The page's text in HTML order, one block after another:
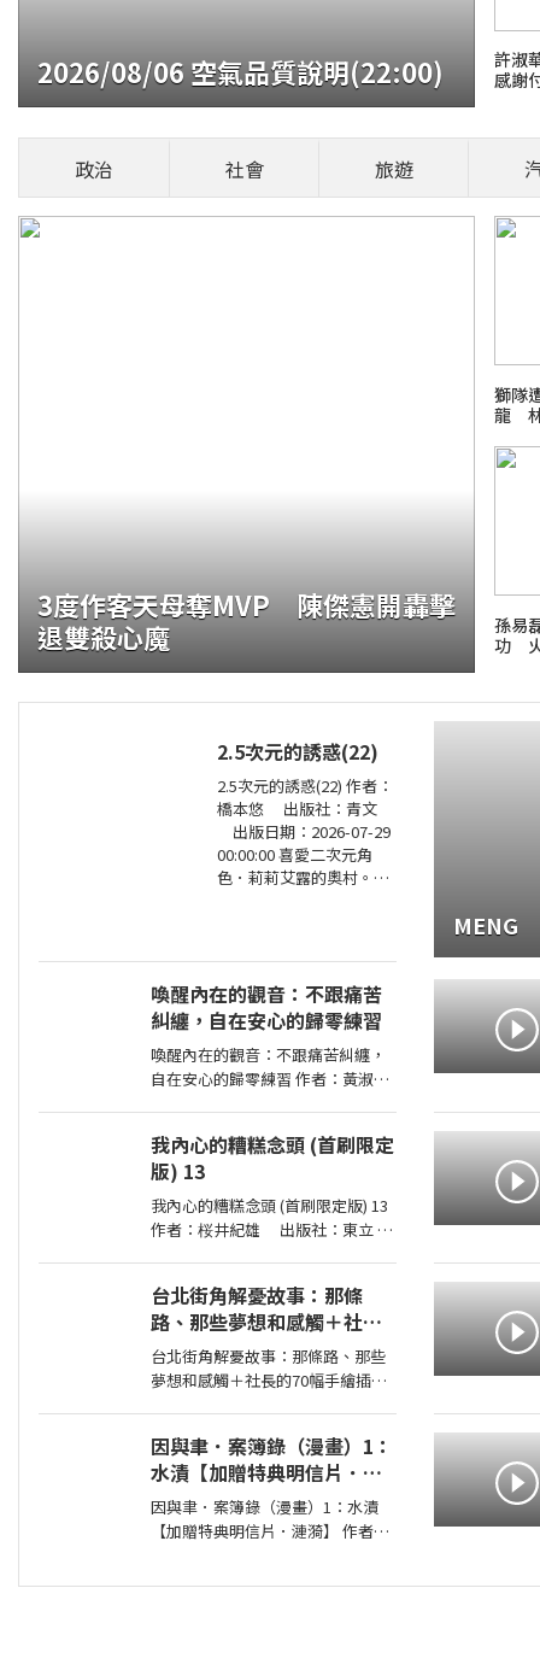
貓咪翻
言」再
火報記者 張舜傑
部位，是否能撫
日本熊
2026/08/06 空氣品質說明(22:00)
許淑
感謝
政治 社會 旅遊
3度作客天母奪MVP 陳傑憲開轟擊
退雙殺心魔
獅隊
龍 林
孫易
功
2.5次元的誘惑(22)
2.5次元的誘惑(22) 作者：
橋本悠 出版社：青文
出版日期：2026-07-29
00:00:00 喜愛二次元角
色．莉莉艾露的奧村。今
己是否變成了
喚醒內在的觀音：不跟痛苦
糾纏，自在安心的歸零練習
喚醒內在的觀音：不跟痛苦糾纏，
自在安心的歸零練習 作者：黃淑文
＞ 你認識真正的觀音嗎？你願成為
自己的觀音，接住生命中的一切
嗎？ 真正的
我內心的糟糕念頭 (首刷限定
版) 13
我內心的糟糕念頭 (首刷限定版) 13
作者：桜井紀雄 出版社：東立
到來的寒假。京太郎居然面臨得到
山田家寄住的狀況！住在同一個屋
簷
台北街角解憂故事：那條
路、那些夢想和感觸＋社長
的70幅手繪插圖
台北街角解憂故事：那條路、那些
夢想和感觸＋社長的70幅手繪插圖
場的起落、情感的流轉， 在充滿記
憶的城市與自己相遇。 人生像一條
河
因與聿．案簿錄（漫畫）1：
水漬【加贈特典明信片．漣
漪】
因與聿．案簿錄（漫畫）1：水漬
【加贈特典明信片．漣漪】 作者：
MENG